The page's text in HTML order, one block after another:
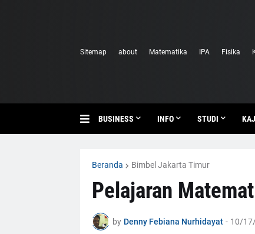
Sitemap about Matematika IPA Fisika
BUSINESS INFO STUDI
Beranda Bimbel Jakarta Timur
Pelajaran
by Denny Febiana Nurhidayat - 10/